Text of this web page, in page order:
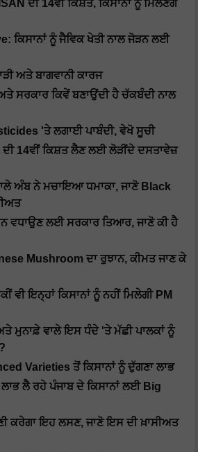
ਦੀ 14ਵੀਂ ਕਿਸ਼ਤ, ਕਿਸਾਨਾਂ ਨੂੰ ਮਿਲਣਗੇ
ਕਿਸਾਨਾਂ ਨੂੰ ਜੈਵਿਕ ਖੇਤੀ ਨਾਲ ਜੋੜਨ ਲਈ
ਅਤੇ ਬਾਗਵਾਨੀ ਕਾਰਜ
ਸਰਕਾਰ ਕਿਵੇਂ ਬਣਾਉਂਦੀ ਹੈ ਚੱਕਬੰਦੀ ਨਾਲ
'ਤੇ ਲਗਾਈ ਪਾਬੰਦੀ, ਵੇਖੋ ਸੂਚੀ
ਦੀ 14ਵੀਂ ਕਿਸ਼ਤ ਲੈਣ ਲਈ ਲੋੜੀਂਦੇ ਦਸਤਾਵੇਜ਼
ਅੰਬ ਨੇ ਮਚਾਇਆ ਧਮਾਕਾ, ਜਾਣੋ Black
ਵਧਾਉਣ ਲਈ ਸਰਕਾਰ ਤਿਆਰ, ਜਾਣੋ ਕੀ ਹੈ
Mushroom ਦਾ ਰੁਝਾਨ, ਕੀਮਤ ਜਾਣ ਕੇ
ਵੀ ਇਨ੍ਹਾਂ ਕਿਸਾਨਾਂ ਨੂੰ ਨਹੀਂ ਮਿਲੇਗੀ PM
ਮੁਨਾਫ਼ੇ ਵਾਲੇ ਇਸ ਧੰਦੇ 'ਤੇ ਮੱਛੀ ਪਾਲਕਾਂ ਨੂੰ
Varieties ਤੋਂ ਕਿਸਾਨਾਂ ਨੂੰ ਦੁੱਗਣਾ ਲਾਭ
ਲੈ ਰਹੇ ਪੰਜਾਬ ਦੇ ਕਿਸਾਨਾਂ ਲਈ Big
ਕਰੇਗਾ ਇਹ ਲਸਣ, ਜਾਣੋ ਇਸ ਦੀ ਖ਼ਾਸੀਅਤ